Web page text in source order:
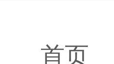
首页